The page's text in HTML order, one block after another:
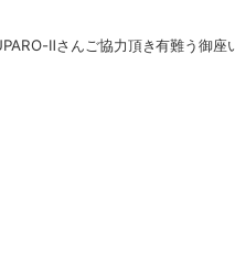
Ⅱさんご協力頂き有難う御座